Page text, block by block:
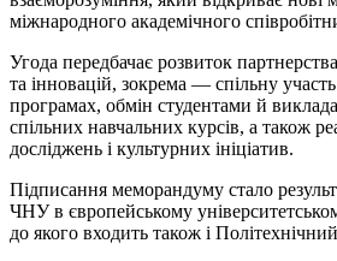
міжнародного академічного
Угода передбачає розвиток
та інновацій, зокрема — спільну
програмах, обмін студентами й
спільних навчальних курсів, а також
досліджень і культурних ініціатив.
Підписання меморандуму стало
ЧНУ в європейському
до якого входить також і